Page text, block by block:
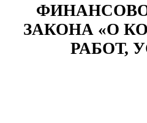
ЗАКОНА «О
РАБОТ,